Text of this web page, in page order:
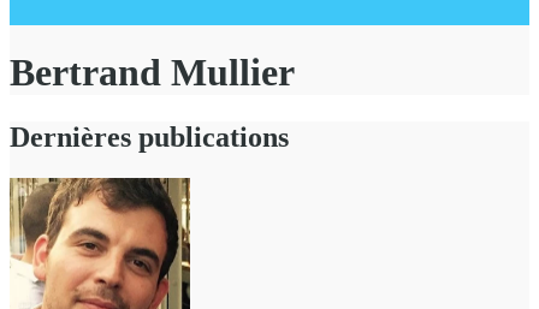
Bertrand Mullier
Dernières publications